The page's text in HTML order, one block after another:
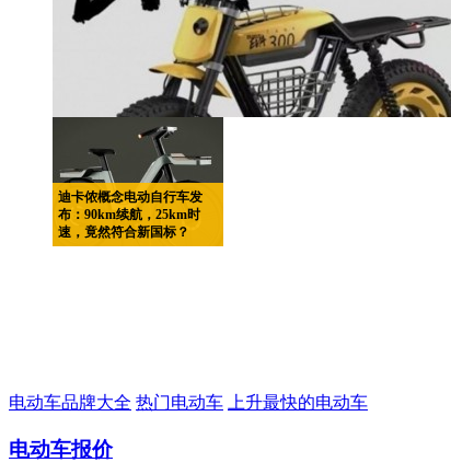
迪卡侬概念电动自行车发
布：90km续航，25km时
速，竟然符合新国标？
电动车品牌大全 热门电动车 上升最快的电动车
电动车报价